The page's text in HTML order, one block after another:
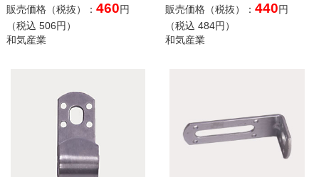
販売価格（税抜）： 460円
（税込 506円）
和気産業
販売価格（税抜）：440円
（税込484円）
和気産業